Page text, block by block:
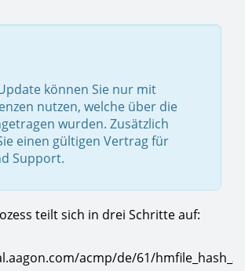
können Sie nur mit
nutzen, welche über die
wurden. Zusätzlich
einen gültigen Vertrag für
Support.
teilt sich in drei Schritte auf: